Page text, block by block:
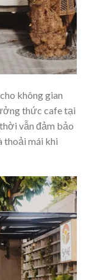
không gian
thức cafe tại
vẫn đảm bảo
thoải mái khi